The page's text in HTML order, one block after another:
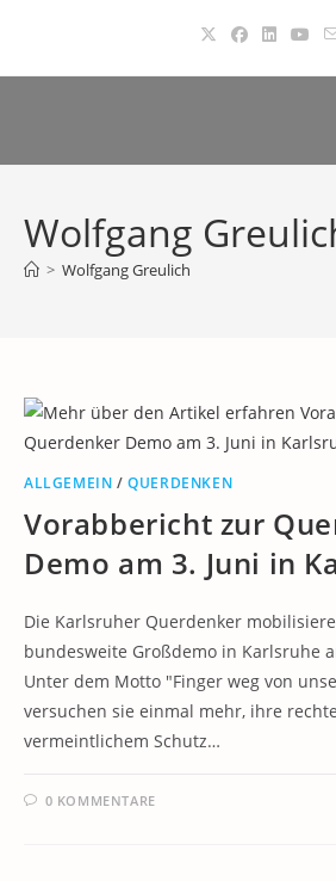
springen
Wolfgang
> Wolfgang Greulich
ALLGEMEIN /QUERDENKEN
Vorabbericht zur
Demo am 3. Juni in
Die Karlsruher Querdenker
bundesweite Großdemo in Karlsruhe
Unter dem Motto "Finger weg von
versuchen sie einmal mehr, ihre
vermeintlichem Schutz…
0 KOMMENTARE